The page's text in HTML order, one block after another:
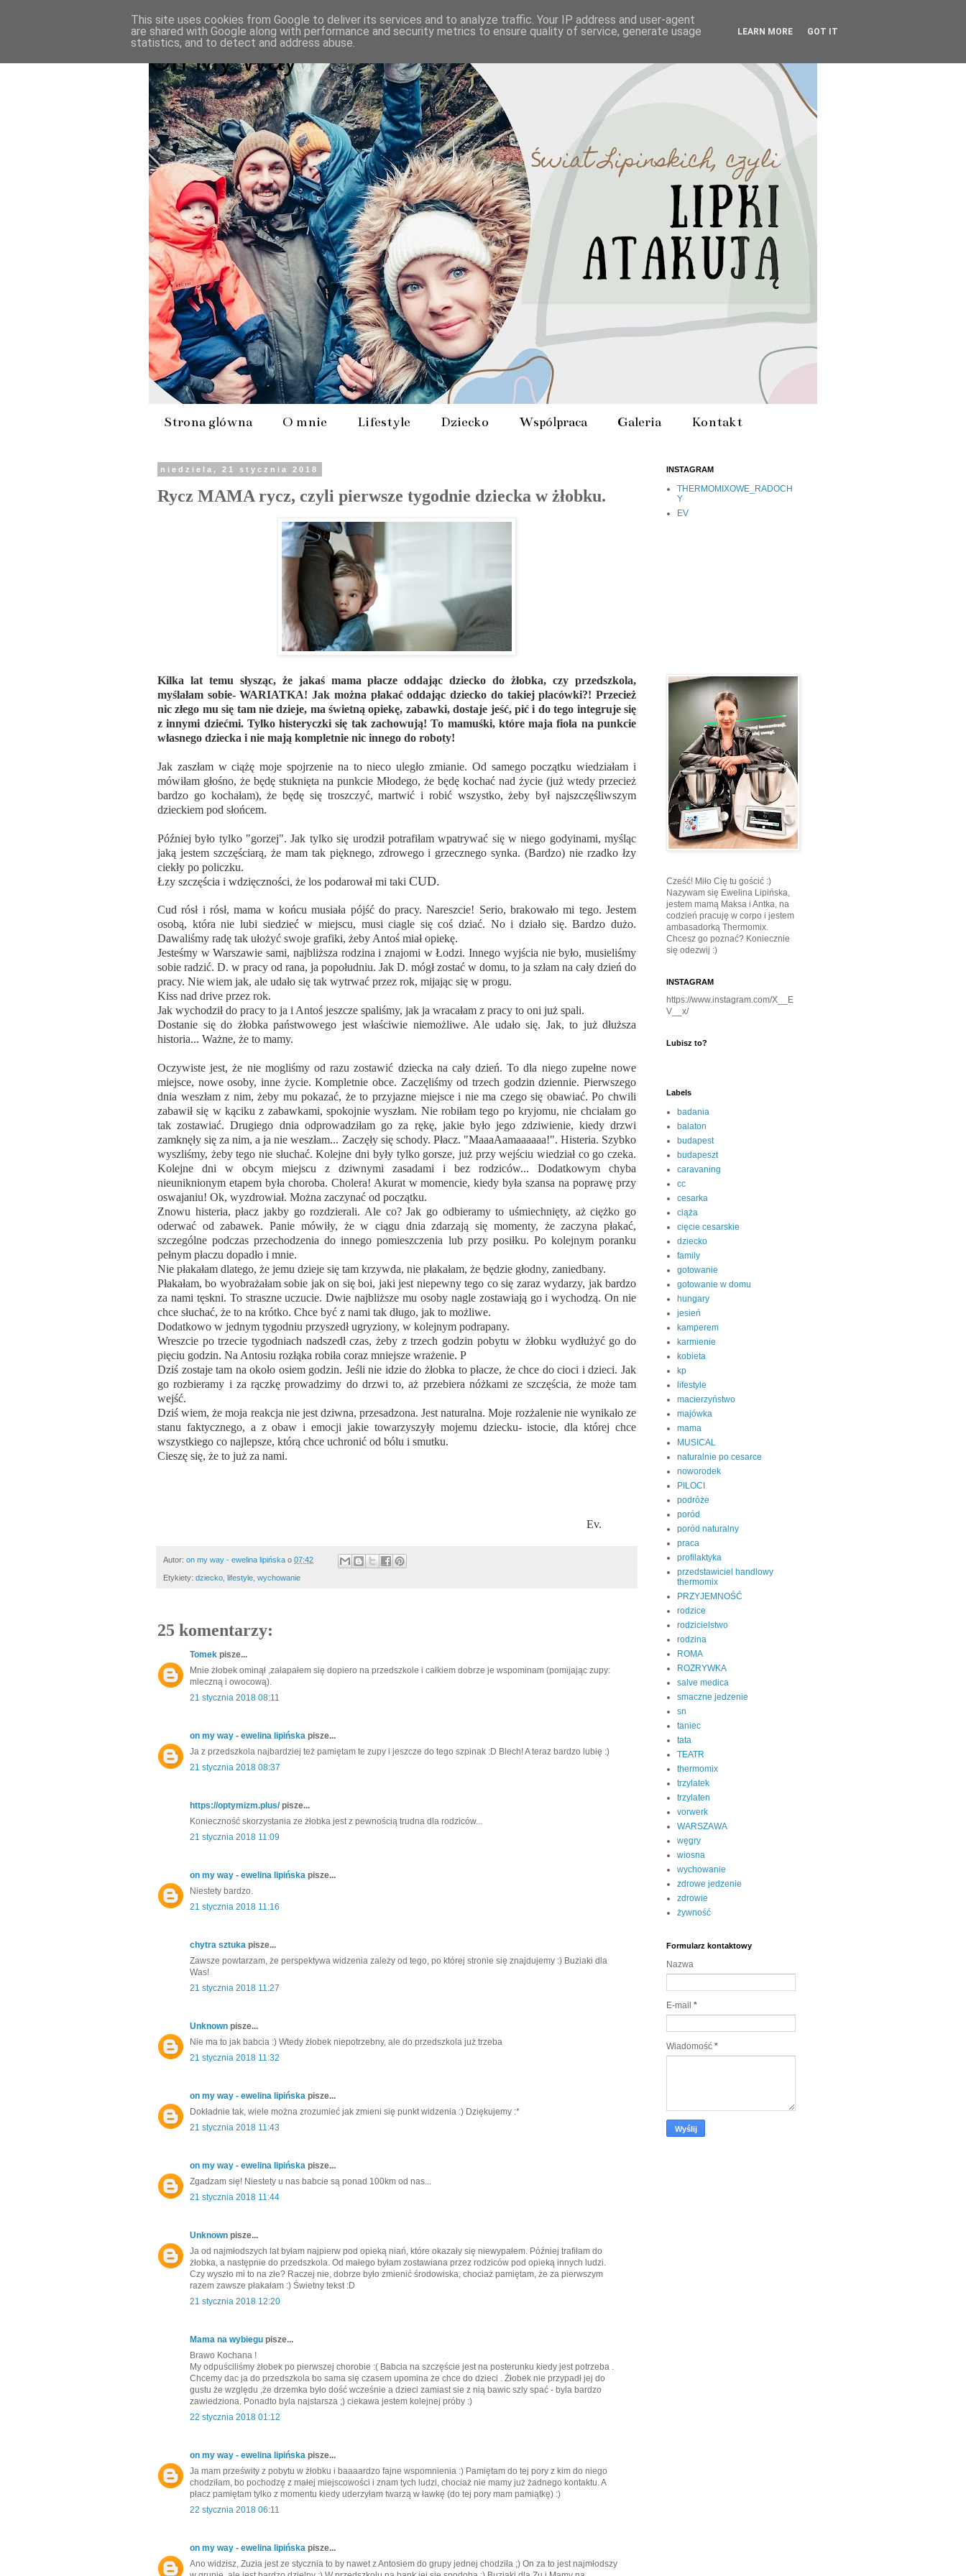
On My Way
Strona główna O mnie Lifestyle Dziecko Współpraca Galeria Kontakt
niedziela, 21 stycznia 2018
Rycz MAMA rycz, czyli pierwsze tygodnie dziecka w żłobku.
Kilka lat temu słysząc, że jakaś mama płacze oddając dziecko do żłobka, czy przedszkola,
myślałam sobie- WARIATKA! Jak można płakać oddając dziecko do takiej placówki?! Przecież
nic złego mu się tam nie dzieje, ma świetną opiekę, zabawki, dostaje jeść, pić i do tego integruje się
z innymi dziećmi. Tylko histeryczki się tak zachowują! To mamuśki, które maja fioła na punkcie
własnego dziecka i nie mają kompletnie nic innego do roboty!
Jak zaszłam w ciążę moje spojrzenie na to nieco uległo zmianie. Od samego początku wiedziałam i
mówiłam głośno, że będę stuknięta na punkcie Młodego, że będę kochać nad życie (już wtedy przecież
bardzo go kochałam), że będę się troszczyć, martwić i robić wszystko, żeby był najszczęśliwszym
dzieckiem pod słońcem.
Później było tylko "gorzej". Jak tylko się urodził potrafiłam wpatrywać się w niego godyinami, myśląc
jaką jestem szczęściarą, że mam tak pięknego, zdrowego i grzecznego synka. (Bardzo) nie rzadko łzy
ciekły po policzku.
Łzy szczęścia i wdzięczności, że los podarował mi taki CUD.
Cud rósł i rósł, mama w końcu musiała pójść do pracy. Nareszcie! Serio, brakowało mi tego. Jestem
osobą, która nie lubi siedzieć w miejscu, musi ciagle się coś dziać. No i działo się. Bardzo dużo.
Dawaliśmy radę tak ułożyć swoje grafiki, żeby Antoś miał opiekę.
Jesteśmy w Warszawie sami, najbliższa rodzina i znajomi w Łodzi. Innego wyjścia nie było, musieliśmy
sobie radzić. D. w pracy od rana, ja popołudniu. Jak D. mógł zostać w domu, to ja szłam na cały dzień do
pracy. Nie wiem jak, ale udało się tak wytrwać przez rok, mijając się w progu.
Kiss nad drive przez rok.
Jak wychodził do pracy to ja i Antoś jeszcze spaliśmy, jak ja wracałam z pracy to oni już spali.
Dostanie się do żłobka państwowego jest właściwie niemożliwe. Ale udało się. Jak, to już dłuższa
historia... Ważne, że to mamy.
Oczywiste jest, że nie mogliśmy od razu zostawić dziecka na cały dzień. To dla niego zupełne nowe
miejsce, nowe osoby, inne życie. Kompletnie obce. Zaczęliśmy od trzech godzin dziennie. Pierwszego
dnia weszłam z nim, żeby mu pokazać, że to przyjazne miejsce i nie ma czego się obawiać. Po chwili
zabawił się w kąciku z zabawkami, spokojnie wyszłam. Nie robiłam tego po kryjomu, nie chciałam go
tak zostawiać. Drugiego dnia odprowadziłam go za rękę, jakie było jego zdziwienie, kiedy drzwi
zamknęły się za nim, a ja nie weszłam... Zaczęły się schody. Płacz. "MaaaAamaaaaaa!". Histeria. Szybko
wyszliśmy, żeby tego nie słuchać. Kolejne dni były tylko gorsze, już przy wejściu wiedział co go czeka.
Kolejne dni w obcym miejscu z dziwnymi zasadami i bez rodziców... Dodatkowym chyba
nieuniknionym etapem była choroba. Cholera! Akurat w momencie, kiedy była szansa na poprawę przy
oswajaniu! Ok, wyzdrowiał. Można zaczynać od początku.
Znowu histeria, płacz jakby go rozdzierali. Ale co? Jak go odbieramy to uśmiechnięty, aż ciężko go
oderwać od zabawek. Panie mówiły, że w ciągu dnia zdarzają się momenty, że zaczyna płakać,
szczególne podczas przechodzenia do innego pomieszczenia lub przy posiłku. Po kolejnym poranku
pełnym płaczu dopadło i mnie.
Nie płakałam dlatego, że jemu dzieje się tam krzywda, nie płakałam, że będzie głodny, zaniedbany.
Płakałam, bo wyobrażałam sobie jak on się boi, jaki jest niepewny tego co się zaraz wydarzy, jak bardzo
za nami tęskni. To straszne uczucie. Dwie najbliższe mu osoby nagle zostawiają go i wychodzą. On nie
chce słuchać, że to na krótko. Chce być z nami tak długo, jak to możliwe.
Dodatkowo w jednym tygodniu przyszedł ugryziony, w kolejnym podrapany.
Wreszcie po trzecie tygodniach nadszedł czas, żeby z trzech godzin pobytu w żłobku wydłużyć go do
pięciu godzin. Na Antosiu rozłąka robiła coraz mniejsze wrażenie. P
Dziś zostaje tam na około osiem godzin. Jeśli nie idzie do żłobka to płacze, że chce do cioci i dzieci. Jak
go rozbieramy i za rączkę prowadzimy do drzwi to, aż przebiera nóżkami ze szczęścia, że może tam
wejść.
Dziś wiem, że moja reakcja nie jest dziwna, przesadzona. Jest naturalna. Moje rozżalenie nie wynikało ze
stanu faktycznego, a z obaw i emocji jakie towarzyszyły mojemu dziecku- istocie, dla której chce
wszystkiego co najlepsze, którą chce uchronić od bólu i smutku.
Cieszę się, że to już za nami.
Ev.
Autor: on my way - ewelina lipińska o 07:42
Etykiety: dziecko lifestyle wychowanie
25 komentarzy:
Tomek pisze...
Mnie żłobek ominął ,załapałem się dopiero na przedszkole i całkiem dobrze je wspominam (pomijając zupy:
mleczną i owocową).
21 stycznia 2018 08:11
on my way - ewelina lipińska pisze...
Ja z przedszkola najbardziej też pamiętam te zupy i jeszcze do tego szpinak :D Blech! A teraz bardzo lubię :)
21 stycznia 2018 08:37
https://optymizm.plus/pisze...
Konieczność skorzystania ze żłobka jest z pewnością trudna dla rodziców...
21 stycznia 2018 11:09
on my way - ewelina lipińska pisze...
Niestety bardzo.
21 stycznia 2018 11:16
chytra sztuka pisze...
Zawsze powtarzam, że perspektywa widzenia zależy od tego, po której stronie się znajdujemy :) Buziaki dla
Was!
21 stycznia 2018 11:27
Unknown pisze...
Nie ma to jak babcia :) Wtedy żłobek niepotrzebny, ale do przedszkola już trzeba
21 stycznia 2018 11:32
on my way - ewelina lipińska pisze...
Dokładnie tak, wiele można zrozumieć jak zmieni się punkt widzenia :) Dziękujemy :*
21 stycznia 2018 11:43
on my way - ewelina lipińska pisze...
Zgadzam się! Niestety u nas babcie są ponad 100km od nas...
21 stycznia 2018 11:44
Unknown pisze...
Ja od najmłodszych lat byłam najpierw pod opieką niań, które okazały się niewypałem. Później trafiłam do
żłobka, a następnie do przedszkola. Od małego byłam zostawiana przez rodziców pod opieką innych ludzi.
Czy wyszło mi to na złe? Raczej nie, dobrze było zmienić środowiska, chociaż pamiętam, że za pierwszym
razem zawsze płakałam :) Świetny tekst :D
21 stycznia 2018 12:20
Mama na wybiegu pisze...
Brawo Kochana !
My odpuściliśmy żłobek po pierwszej chorobie :( Babcia na szczęście jest na posterunku kiedy jest potrzeba .
Chcemy dac ja do przedszkola bo sama się czasem upomina że chce do dzieci . Żłobek nie przypadł jej do
gustu że względu ,że drzemka było dość wcześnie a dzieci zamiast sie z nią bawic szly spać - byla bardzo
zawiedziona. Ponadto byla najstarsza ;) ciekawa jestem kolejnej próby :)
22 stycznia 2018 01:12
on my way - ewelina lipińska pisze...
Ja mam prześwity z pobytu w żłobku i baaaardzo fajne wspomnienia :) Pamiętam do tej pory z kim do niego
chodziłam, bo pochodzę z małej miejscowości i znam tych ludzi, chociaż nie mamy już żadnego kontaktu. A
płacz pamiętam tylko z momentu kiedy uderzyłam twarzą w ławkę (do tej pory mam pamiątkę) :)
22 stycznia 2018 06:11
on my way - ewelina lipińska pisze...
Ano widzisz, Zuzia jest ze stycznia to by nawet z Antosiem do grupy jednej chodziła ;) On za to jest najmłodszy
INSTAGRAM
THERMOMIXOWE_RADOCH
Y
EV
Cześć! Miło Cię tu gościć :)
Nazywam się Ewelina Lipińska,
jestem mamą Maksa i Antka, na
codzień pracuję w corpo i jestem
ambasadorką Thermomix.
Chcesz go poznać? Koniecznie
się odezwij :)
INSTAGRAM
https://www.instagram.com/X__E
V__x/
Lubisz to?
Labels
badania
balaton
budapest
budapeszt
caravaning
cc
cesarka
ciąża
cięcie cesarskie
dziecko
family
gotowanie
gotowanie w domu
hungary
jesień
kamperem
karmienie
kobieta
kp
lifestyle
macierzyństwo
majówka
mama
MUSICAL
naturalnie po cesarce
noworodek
PILOCI
podróże
poród
poród naturalny
praca
profilaktyka
przedstawiciel handlowy
thermomix
PRZYJEMNOŚĆ
rodzice
rodzicielstwo
rodzina
ROMA
ROZRYWKA
salve medica
smaczne jedzenie
sn
taniec
tata
TEATR
thermomix
trzylatek
trzylaten
vorwerk
WARSZAWA
węgry
wiosna
wychowanie
zdrowe jedzenie
zdrowie
żywność
Formularz kontaktowy
Nazwa
E-mail *
Wiadomość *
This site uses cookies from Google to deliver its services and to analyze traffic. Your IP address and user-agent
are shared with Google along with performance and security metrics to ensure quality of service, generate usage
statistics, and to detect and address abuse.
LEARN MORE GOT IT